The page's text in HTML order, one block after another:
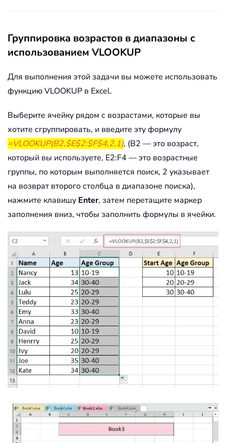
Группировка возрастов в диапазоны с
использованием VLOOKUP
Для выполнения этой задачи вы можете использовать
функцию VLOOKUP в Excel.
Выберите ячейку рядом с возрастами, которые вы
хотите сгруппировать, и введите эту формулу
=VLOOKUP(B2,$E$2:$F$4,2,1), (B2 — это возраст,
который вы используете, E2:F4 — это возрастные
группы, по которым выполняется поиск, 2 указывает
на возврат второго столбца в диапазоне поиска),
нажмите клавишу Enter, затем перетащите маркер
заполнения вниз, чтобы заполнить формулы в ячейки.